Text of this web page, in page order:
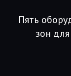
Пять
зон